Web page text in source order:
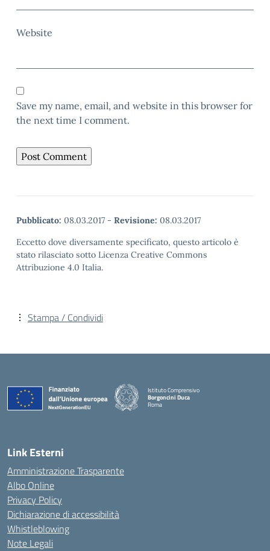
Website
Save my name, email, and website in this browser for
the next time I comment.
Pubblicato: 08.03.2017 - Revisione: 08.03.2017
Eccetto dove diversamente specificato, questo articolo è
stato rilasciato sotto Licenza Creative Commons
Attribuzione 4.0 Italia.
Stampa / Condividi
Istituto Comprensivo
Borgoncini Duca
Roma
Link Esterni
Amministrazione Trasparente
Albo Online
Privacy Policy
Dichiarazione di accessibilità
Whistleblowing
Note Legali